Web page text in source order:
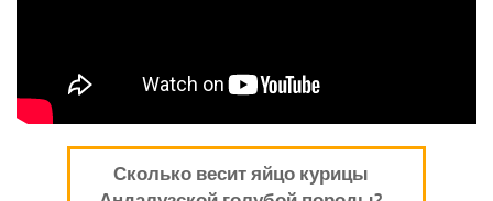
Сколько весит яйцо курицы